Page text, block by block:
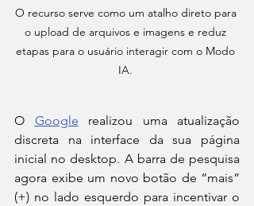
O recurso serve como um atalho direto para
o upload de arquivos e imagens e reduz
etapas para o usuário interagir com o Modo
IA.
O Google realizou uma atualização
discreta na interface da sua página
inicial no desktop. A barra de pesquisa
agora exibe um novo botão de “mais”
(+) no lado esquerdo para incentivar o